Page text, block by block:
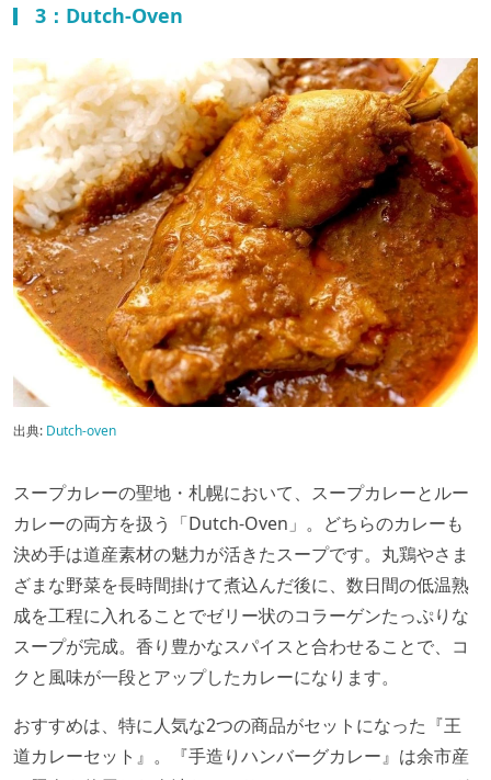
3：Dutch-Oven
出典: Dutch-oven
スープカレーの聖地・札幌において、スープカレーとルー
カレーの両方を扱う「Dutch-Oven」。どちらのカレーも
決め手は道産素材の魅力が活きたスープです。丸鶏やさま
ざまな野菜を長時間掛けて煮込んだ後に、数日間の低温熟
成を工程に入れることでゼリー状のコラーゲンたっぷりな
スープが完成。香り豊かなスパイスと合わせることで、コ
クと風味が一段とアップしたカレーになります。
おすすめは、特に人気な2つの商品がセットになった『王
道カレーセット』。『手造りハンバーグカレー』は余市産